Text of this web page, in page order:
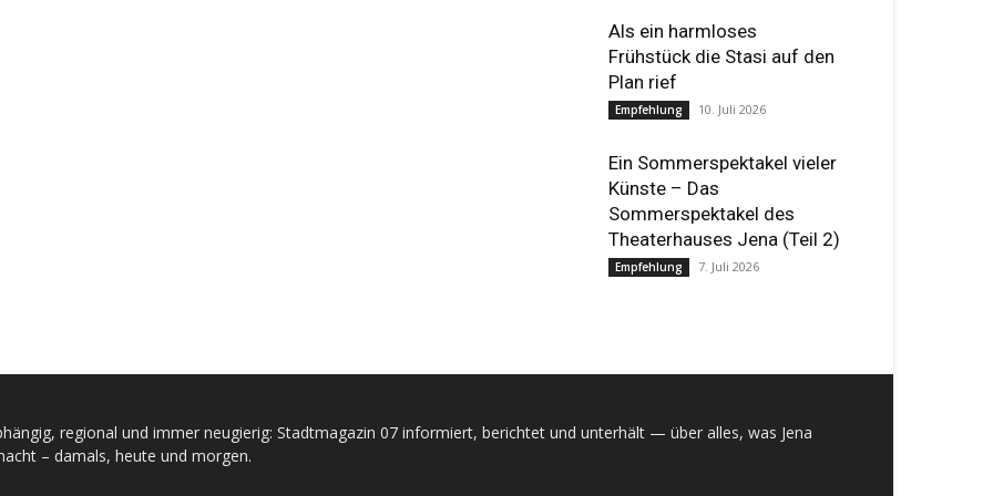
Als ein harmloses
Frühstück die Stasi auf den
Plan rief
Empfehlung 10. Juli 2026
Ein Sommerspektakel vieler
Künste – Das
Sommerspektakel des
Theaterhauses Jena (Teil 2)
Empfehlung 7. Juli 2026
regional und immer neugierig: Stadtmagazin 07 informiert, berichtet und unterhält — über alles, was Jena
– damals, heute und morgen.